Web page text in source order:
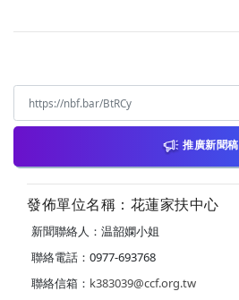
推廣新聞稿
發佈單位名稱：花蓮家扶中心
新聞聯絡人：温韶嫻小姐
聯絡電話：0977-693768
聯絡信箱： k383039@ccf.org.tw